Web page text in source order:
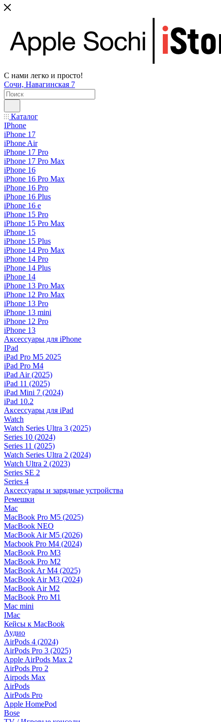
С нами легко и просто!
Сочи, Навагинская 7
Каталог
IPhone
iPhone 17
iPhone Air
iPhone 17 Pro
iPhone 17 Pro Max
iPhone 16
iPhone 16 Pro Max
iPhone 16 Pro
iPhone 16 Plus
iPhone 16 e
iPhone 15 Pro
iPhone 15 Pro Max
iPhone 15
iPhone 15 Plus
iPhone 14 Pro Max
iPhone 14 Pro
iPhone 14 Plus
iPhone 14
iPhone 13 Pro Max
iPhone 12 Pro Max
iPhone 13 Pro
iPhone 13 mini
iPhone 12 Pro
iPhone 13
Аксессуары для iPhone
IPad
iPad Pro M5 2025
iPad Pro M4
iPad Air (2025)
iPad 11 (2025)
iPad Mini 7 (2024)
iPad 10.2
Аксессуары для iPad
Watch
Watch Series Ultra 3 (2025)
Series 10 (2024)
Series 11 (2025)
Watch Series Ultra 2 (2024)
Watch Ultra 2 (2023)
Series SE 2
Series 4
Аксессуары и зарядные устройства
Ремешки
Mac
MacBook Pro M5 (2025)
MacBook NEO
MacBook Air M5 (2026)
Macbook Pro M4 (2024)
MacBook Pro M3
MacBook Pro M2
MacBook Ar M4 (2025)
MacBook Air M3 (2024)
MacBook Air M2
MacBook Pro M1
Mac mini
IMac
Кейсы к MacBook
Аудио
AirPods 4 (2024)
AirPods Pro 3 (2025)
Apple AirPods Max 2
AirPods Pro 2
Airpods Max
AirPods
AirPods Pro
Apple HomePod
Bose